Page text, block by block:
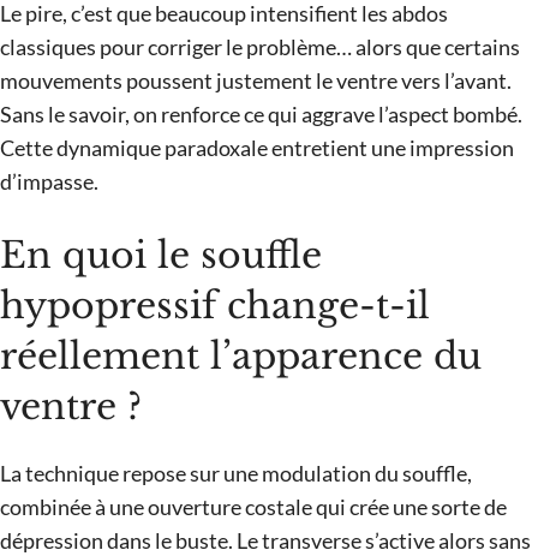
Le pire, c’est que beaucoup intensifient les abdos
classiques pour corriger le problème… alors que certains
mouvements poussent justement le ventre vers l’avant.
Sans le savoir, on renforce ce qui aggrave l’aspect bombé.
Cette dynamique paradoxale entretient une impression
d’impasse.
En quoi le souffle
hypopressif change-t-il
réellement l’apparence du
ventre ?
La technique repose sur une modulation du souffle,
combinée à une ouverture costale qui crée une sorte de
dépression dans le buste. Le transverse s’active alors sans